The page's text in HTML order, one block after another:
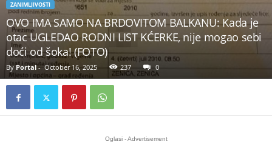
ZANIMLJIVOSTI
OVO IMA SAMO NA BRDOVITOM BALKANU: Kada je
otac UGLEDAO RODNI LIST KĆERKE, nije mogao sebi
doći od šoka! (FOTO)
By Portal- October 16, 2025 237 0
Oglasi - Advertisement